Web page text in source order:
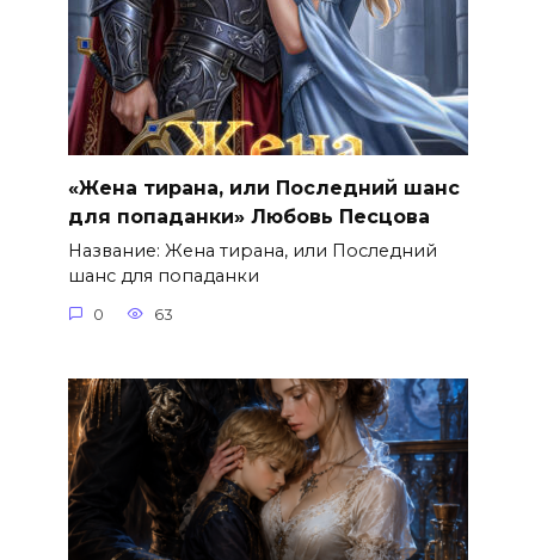
«Жена тирана, или Последний шанс
для попаданки» Любовь Песцова
Название: Жена тирана, или Последний
шанс для попаданки
0 63